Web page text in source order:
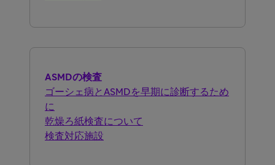
ASMDの検査
ゴーシェ病とASMDを早期に診断するため
に
乾燥ろ紙検査について
検査対応施設